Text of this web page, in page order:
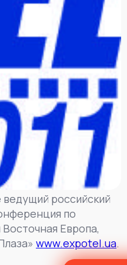
ведущий российский
по
Европа,
www.expotel.ua.